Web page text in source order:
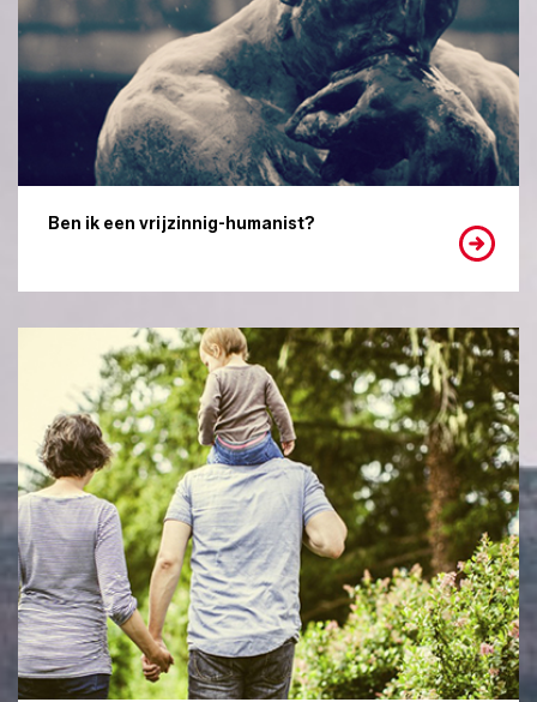
Ben ik een vrijzinnig-humanist?